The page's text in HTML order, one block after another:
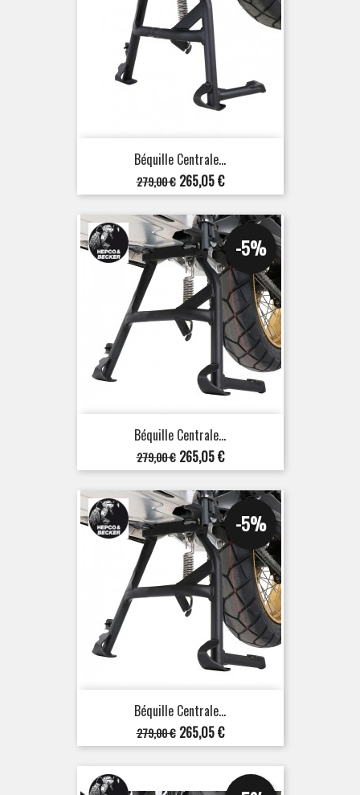
Béquille Centrale...
Prix
de
base
279,00 € Prix
265,05 €
Béquille Centrale...
Prix
de
base
279,00 €
-5%
Prix
265,05 €
Béquille Centrale...
Prix
de
base
279,00 €
-5%
Prix
265,05 €